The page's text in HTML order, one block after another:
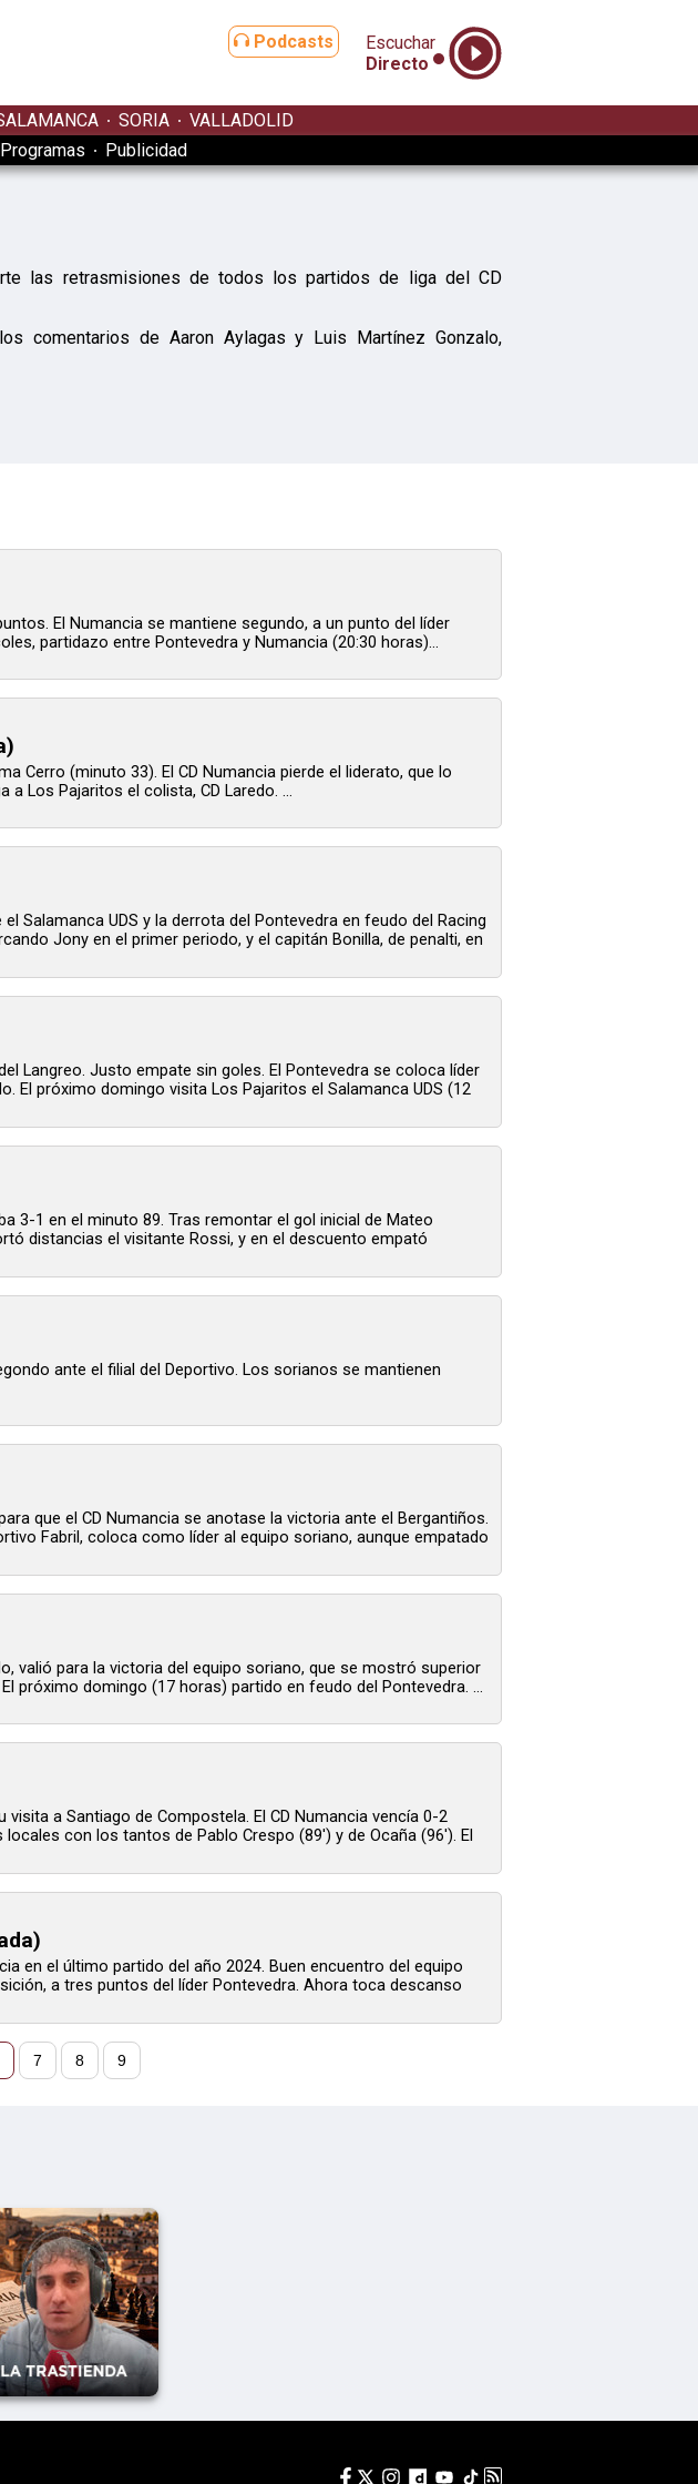
Podcasts
Escuchar
Directo
SORIA
VALLADOLID
Programas Publicidad
las retrasmisiones de todos los partidos de liga del CD
comentarios de Aaron Aylagas y Luis Martínez Gonzalo,
El Numancia se mantiene segundo, a un punto del líder
partidazo entre Pontevedra y Numancia (20:30 horas)...
Cerro (minuto 33). El CD Numancia pierde el liderato, que lo
Los Pajaritos el colista, CD Laredo. ...
Salamanca UDS y la derrota del Pontevedra en feudo del Racing
Jony en el primer periodo, y el capitán Bonilla, de penalti, en
Langreo. Justo empate sin goles. El Pontevedra se coloca líder
El próximo domingo visita Los Pajaritos el Salamanca UDS (12
3-1 en el minuto 89. Tras remontar el gol inicial de Mateo
distancias el visitante Rossi, y en el descuento empató
ante el filial del Deportivo. Los sorianos se mantienen
que el CD Numancia se anotase la victoria ante el Bergantiños.
Fabril, coloca como líder al equipo soriano, aunque empatado
valió para la victoria del equipo soriano, que se mostró superior
próximo domingo (17 horas) partido en feudo del Pontevedra. ...
a Santiago de Compostela. El CD Numancia vencía 0-2
con los tantos de Pablo Crespo (89') y de Ocaña (96'). El
en el último partido del año 2024. Buen encuentro del equipo
a tres puntos del líder Pontevedra. Ahora toca descanso
7 8 9